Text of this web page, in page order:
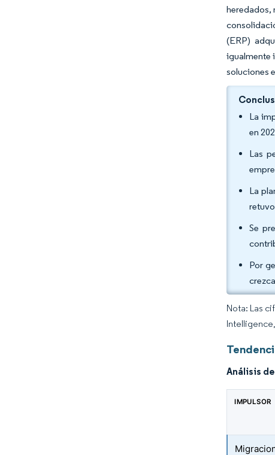
heredados,
(ERP)
igualmente
soluciones
La
en
Las
La
Se
Por
Nota: Las
Análisis
IMPULSOR